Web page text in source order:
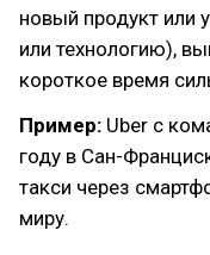
новый продукт или
или технологию),
короткое время
Пример: Uber с
году в Сан-
такси через
миру.